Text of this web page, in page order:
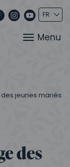
Menu
jeunes mariés
des